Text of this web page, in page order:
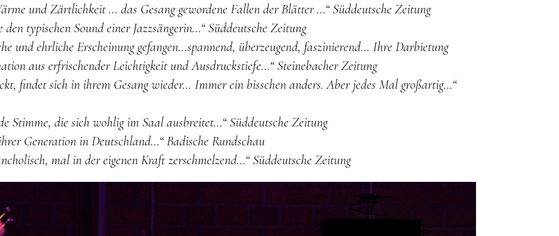
und Zärtlichkeit … das Gesang gewordene Fallen der Blätter …“Süddeutsche Zeitung
typischen Sound einer Jazzsängerin…“Süddeutsche Zeitung
und ehrliche Erscheinung gefangen…spannend, überzeugend, faszinierend… Ihre Darbietung
aus erfrischender Leichtigkeit und Ausdruckstiefe…“Steinebacher Zeitung
findet sich in ihrem Gesang wieder… Immer ein bisschen anders. Aber jedes Mal großartig…“
Stimme, die sich wohlig im Saal ausbreitet…“Süddeutsche Zeitung
Generation in Deutschland…“Badische Rundschau
mal in der eigenen Kraft zerschmelzend…“Süddeutsche Zeitung